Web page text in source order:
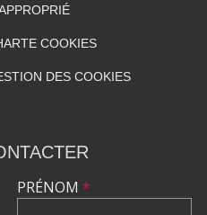
COOKIES
DES COOKIES
PRÉNOM *